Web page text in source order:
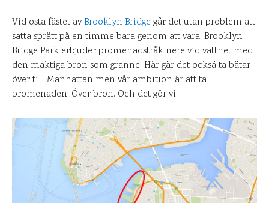
Vid östa fästet avBrooklyn Bridge går det utan problem att
sätta sprätt på en timme bara genom att vara. Brooklyn
Bridge Park erbjuder promenadstråk nere vid vattnet med
den mäktiga bron som granne. Här går det också ta båtar
över till Manhattan men vår ambition är att ta
promenaden. Över bron. Och det gör vi.